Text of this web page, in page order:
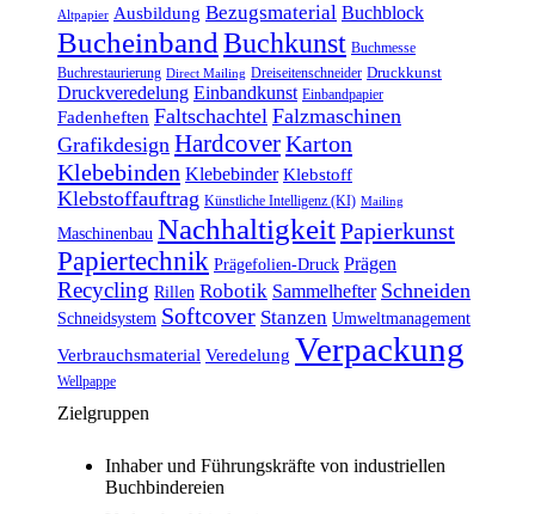
Altpapier Ausbildung Bezugsmaterial Buchblock
BucheinbandBuchkunst Buchmesse
Buchrestaurierung Direct Mailing Dreiseitenschneider Druckkunst
Druckveredelung Einbandkunst Einbandpapier
Fadenheften Faltschachtel Falzmaschinen
Grafikdesign HardcoverKarton
Klebebinden Klebebinder Klebstoff
Klebstoffauftrag Künstliche Intelligenz (KI) Mailing
Maschinenbau NachhaltigkeitPapierkunst
Papiertechnik Prägefolien-Druck Prägen
Recycling Rillen Robotik Sammelhefter Schneiden
Schneidsystem Softcover Stanzen Umweltmanagement
Verbrauchsmaterial Veredelung Verpackung
Wellpappe
Zielgruppen
Inhaber und Führungskräfte von industriellen
Buchbindereien